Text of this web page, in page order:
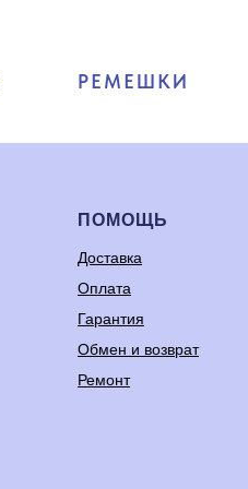
РЕМЕШКИ
ПОМОЩЬ
Доставка
Оплата
Гарантия
Обмен и возврат
Ремонт